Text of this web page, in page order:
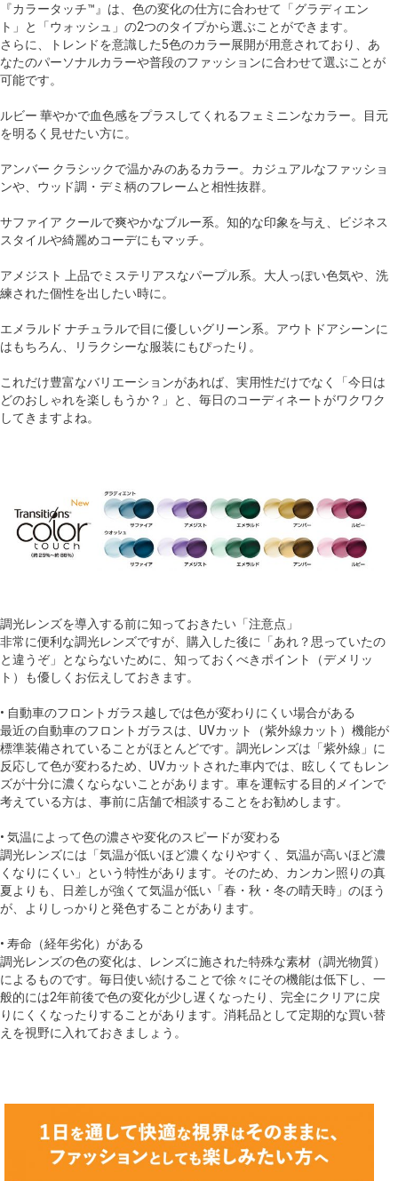
『カラータッチ™』は、色の変化の仕方に合わせて「グラディエン
ト」と「ウォッシュ」の2つのタイプから選ぶことができます。
さらに、トレンドを意識した5色のカラー展開が用意されており、あ
なたのパーソナルカラーや普段のファッションに合わせて選ぶことが
可能です。
ルビー 華やかで血色感をプラスしてくれるフェミニンなカラー。目元
を明るく見せたい方に。
アンバー クラシックで温かみのあるカラー。カジュアルなファッショ
ンや、ウッド調・デミ柄のフレームと相性抜群。
サファイア クールで爽やかなブルー系。知的な印象を与え、ビジネス
スタイルや綺麗めコーデにもマッチ。
アメジスト 上品でミステリアスなパープル系。大人っぽい色気や、洗
練された個性を出したい時に。
エメラルド ナチュラルで目に優しいグリーン系。アウトドアシーンに
はもちろん、リラクシーな服装にもぴったり。
これだけ豊富なバリエーションがあれば、実用性だけでなく「今日は
どのおしゃれを楽しもうか？」と、毎日のコーディネートがワクワク
してきますよね。
調光レンズを導入する前に知っておきたい「注意点」
非常に便利な調光レンズですが、購入した後に「あれ？思っていたの
と違うぞ」とならないために、知っておくべきポイント（デメリッ
ト）も優しくお伝えしておきます。
• 自動車のフロントガラス越しでは色が変わりにくい場合がある
最近の自動車のフロントガラスは、UVカット（紫外線カット）機能が
標準装備されていることがほとんどです。調光レンズは「紫外線」に
反応して色が変わるため、UVカットされた車内では、眩しくてもレン
ズが十分に濃くならないことがあります。車を運転する目的メインで
考えている方は、事前に店舗で相談することをお勧めします。
• 気温によって色の濃さや変化のスピードが変わる
調光レンズには「気温が低いほど濃くなりやすく、気温が高いほど濃
くなりにくい」という特性があります。そのため、カンカン照りの真
夏よりも、日差しが強くて気温が低い「春・秋・冬の晴天時」のほう
が、よりしっかりと発色することがあります。
• 寿命（経年劣化）がある
調光レンズの色の変化は、レンズに施された特殊な素材（調光物質）
によるものです。毎日使い続けることで徐々にその機能は低下し、一
般的には2年前後で色の変化が少し遅くなったり、完全にクリアに戻
りにくくなったりすることがあります。消耗品として定期的な買い替
えを視野に入れておきましょう。